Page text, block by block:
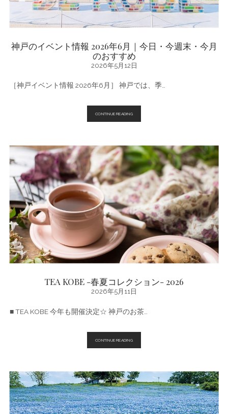
神戸のイベント情報 2026年6月｜今日・今週末・今月
のおすすめ
2026年5月12日
［神戸イベント情報 2026年6月］ 神戸では、季…
CONTINUE READING神
ン
ト
情
報
2026
6
月
今
日・
今
週
末・
今
月
の
す
め
TEA KOBE -春夏コレクション- 2026
2026年5月11日
■ TEA KOBE 今年も開催決定☆ 神戸のお茶…
CONTINUE READINGTEA
コ
レ
ク
シ
ョ
ン-